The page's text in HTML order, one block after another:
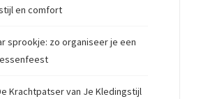
en comfort
sprookje: zo organiseer je een
Krachtpatser van Je Kledingstijl